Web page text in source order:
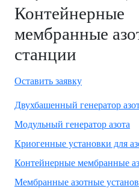
Контейнерные
мембранные
станции
Оставить заявку
Двухбашенный генератор
Модульный генератор азота
Криогенные установки для
Контейнерные мембранные
Мембранные азотные